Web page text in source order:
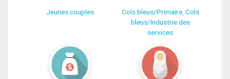
Jeunes couples
Cols bleus/Primaire, Cols
bleus/Industrie des
services